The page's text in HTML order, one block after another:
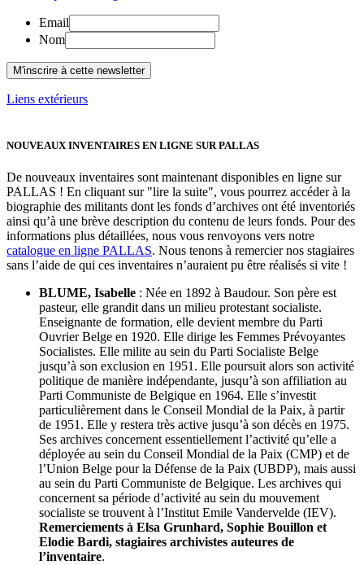
Email
Nom
Liens extérieurs
NOUVEAUX INVENTAIRES EN LIGNE SUR PALLAS
De nouveaux inventaires sont maintenant disponibles en ligne sur
PALLAS ! En cliquant sur "lire la suite", vous pourrez accéder à la
biographie des militants dont les fonds d’archives ont été inventoriés
ainsi qu’à une brève description du contenu de leurs fonds. Pour des
informations plus détaillées, nous vous renvoyons vers notre
catalogue en ligne PALLAS. Nous tenons à remercier nos stagiaires
sans l’aide de qui ces inventaires n’auraient pu être réalisés si vite !
BLUME, Isabelle : Née en 1892 à Baudour. Son père est
pasteur, elle grandit dans un milieu protestant socialiste.
Enseignante de formation, elle devient membre du Parti
Ouvrier Belge en 1920. Elle dirige les Femmes Prévoyantes
Socialistes. Elle milite au sein du Parti Socialiste Belge
jusqu’à son exclusion en 1951. Elle poursuit alors son activité
politique de manière indépendante, jusqu’à son affiliation au
Parti Communiste de Belgique en 1964. Elle s’investit
particulièrement dans le Conseil Mondial de la Paix, à partir
de 1951. Elle y restera très active jusqu’à son décès en 1975.
Ses archives concernent essentiellement l’activité qu’elle a
déployée au sein du Conseil Mondial de la Paix (CMP) et de
l’Union Belge pour la Défense de la Paix (UBDP), mais aussi
au sein du Parti Communiste de Belgique. Les archives qui
concernent sa période d’activité au sein du mouvement
socialiste se trouvent à l’Institut Emile Vandervelde (IEV).
Remerciements à Elsa Grunhard, Sophie Bouillon et
Elodie Bardi, stagiaires archivistes auteures de
l’inventaire.